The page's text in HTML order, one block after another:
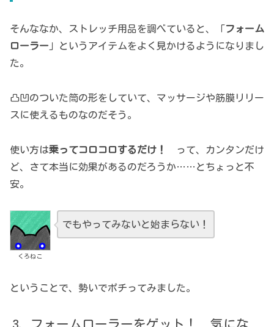
そんななか、ストレッチ用品を調べていると、「 フォーム
ローラー 」というアイテムをよく見かけるようになりまし
た。
凸凹のついた筒の形をしていて、マッサージや筋膜リリー
スに使えるものなのだそう。
使い方は乗ってコロコロするだけ！
って、カンタンだけ
ど、さて本当に効果があるのだろうか……とちょっと不
安。
くろねこ
でもやってみないと始まらない！
ということで、勢いでポチってみました。
フォームローラーをゲット！ 気にな